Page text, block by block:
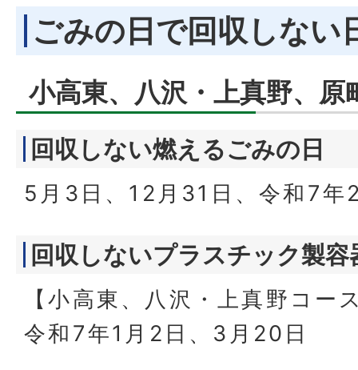
ごみの日で回収しない
小高東、八沢・上真野、原
回収しない燃えるごみの日
5月3日、12月31日、令和7年
回収しないプラスチック製容
【小高東、八沢・上真野コー
令和7年1月2日、3月20日